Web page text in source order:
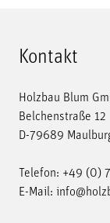
Kontakt
Holzbau Blum
Belchenstraße 12
D-79689
Telefon: +49 (0)
E-Mail: